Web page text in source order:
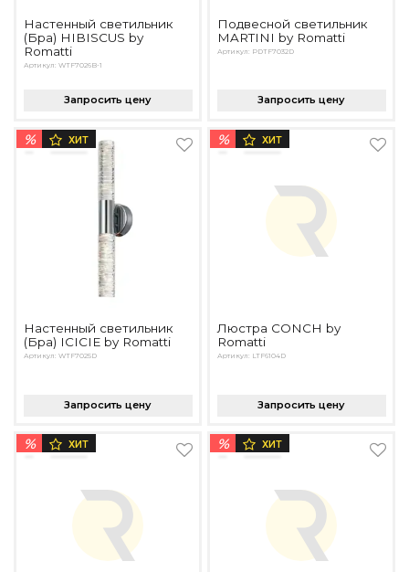
Настенный светильник
(Бра) HIBISCUS by
Romatti
Артикул: WTF7026B-1
Запросить цену
Подвесной светильник
MARTINI by Romatti
Артикул: PDTF7032D
Запросить цену
% ХИТ
Настенный светильник
(Бра) ICICIE by Romatti
Артикул: WTF7025D
Запросить цену
% ХИТ
Люстра CONCH by
Romatti
Артикул: LTF6104D
Запросить цену
% ХИТ % ХИТ